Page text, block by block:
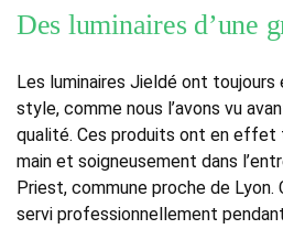
Des luminaires d’une
Les luminaires Jieldé ont
style, comme nous l’avons vu
qualité. Ces produits ont en effet
main et soigneusement dans
Priest, commune proche de
servi professionnellement